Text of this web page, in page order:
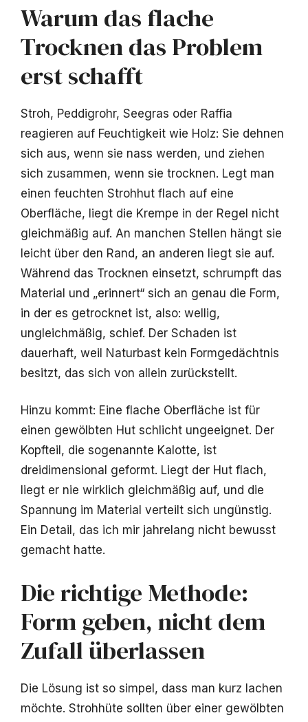
Warum das flache
Trocknen das Problem
erst schafft
Stroh, Peddigrohr, Seegras oder Raffia
reagieren auf Feuchtigkeit wie Holz: Sie dehnen
sich aus, wenn sie nass werden, und ziehen
sich zusammen, wenn sie trocknen. Legt man
einen feuchten Strohhut flach auf eine
Oberfläche, liegt die Krempe in der Regel nicht
gleichmäßig auf. An manchen Stellen hängt sie
leicht über den Rand, an anderen liegt sie auf.
Während das Trocknen einsetzt, schrumpft das
Material und „erinnert“ sich an genau die Form,
in der es getrocknet ist, also: wellig,
ungleichmäßig, schief. Der Schaden ist
dauerhaft, weil Naturbast kein Formgedächtnis
besitzt, das sich von allein zurückstellt.
Hinzu kommt: Eine flache Oberfläche ist für
einen gewölbten Hut schlicht ungeeignet. Der
Kopfteil, die sogenannte Kalotte, ist
dreidimensional geformt. Liegt der Hut flach,
liegt er nie wirklich gleichmäßig auf, und die
Spannung im Material verteilt sich ungünstig.
Ein Detail, das ich mir jahrelang nicht bewusst
gemacht hatte.
Die richtige Methode:
Form geben, nicht dem
Zufall überlassen
Die Lösung ist so simpel, dass man kurz lachen
möchte. Strohhüte sollten über einer gewölbten